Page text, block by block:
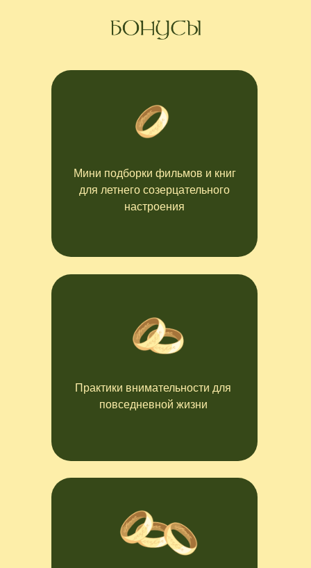
Мини подборки фильмов и книг
для летнего созерцательного
настроения
Практики внимательности для
повседневной жизни